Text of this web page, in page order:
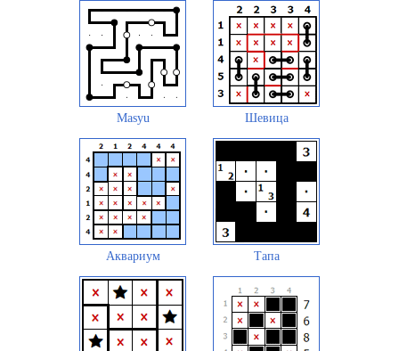
Masyu Шевица
Аквариум Тапа